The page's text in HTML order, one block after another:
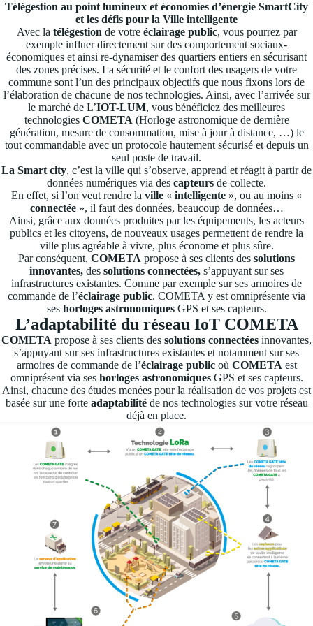
Télégestion au point lumineux et économies d’énergie SmartCity
et les défis pour la Ville intelligente
Avec la télégestion de votre éclairage public, vous pourrez par
exemple influer directement sur des comportement sociaux-
économiques et ainsi re-dynamiser des quartiers entiers en sécurisant
des zones précises. La sécurité et le confort des usagers de votre
commune sont l’un des principaux objectifs que nous fixons lors de
l’élaboration de chacune de nos technologies. Ainsi, avec l’arrivée sur
le marché de L’IOT-LUM, vous bénéficiez des meilleures
technologies COMETA (Horloge astronomique de dernière
génération, mesure de consommation, mise à jour à distance, …) le
tout commandable avec un protocole hautement sécurisé et depuis un
seul poste de travail.
La Smart city, c’est la ville qui s’observe, apprend et réagit à partir de
données numériques via des capteurs de collecte.
En effet, si l’on veut rendre la ville « intelligente », ou au moins «
connectée», il faut des données, beaucoup de données…
Ainsi, grâce aux données produites par les équipements, les acteurs
publics et les citoyens, de nouveaux usages permettent de rendre la
ville plus agréable à vivre, plus économe et plus sûre.
Par conséquent, COMETA propose à ses clients des solutions
innovantes, des solutions connectées, s’appuyant sur ses
infrastructures existantes. Comme par exemple sur ses armoires de
commande de l’éclairage public. COMETA y est omniprésente via
ses horloges astronomiquesGPS et ses capteurs.
L’adaptabilité du réseau IoT COMETA
COMETA propose à ses clients des solutions connectées innovantes,
s’appuyant sur ses infrastructures existantes et notamment sur ses
armoires de commande de l’éclairage publicoù COMETA est
omniprésent via ses horloges astronomiquesGPS et ses capteurs.
Ainsi, chacune des études menées pour la réalisation de vos projets est
basée sur une forte adaptabilitéde nos technologies sur votre réseau
déjà en place.